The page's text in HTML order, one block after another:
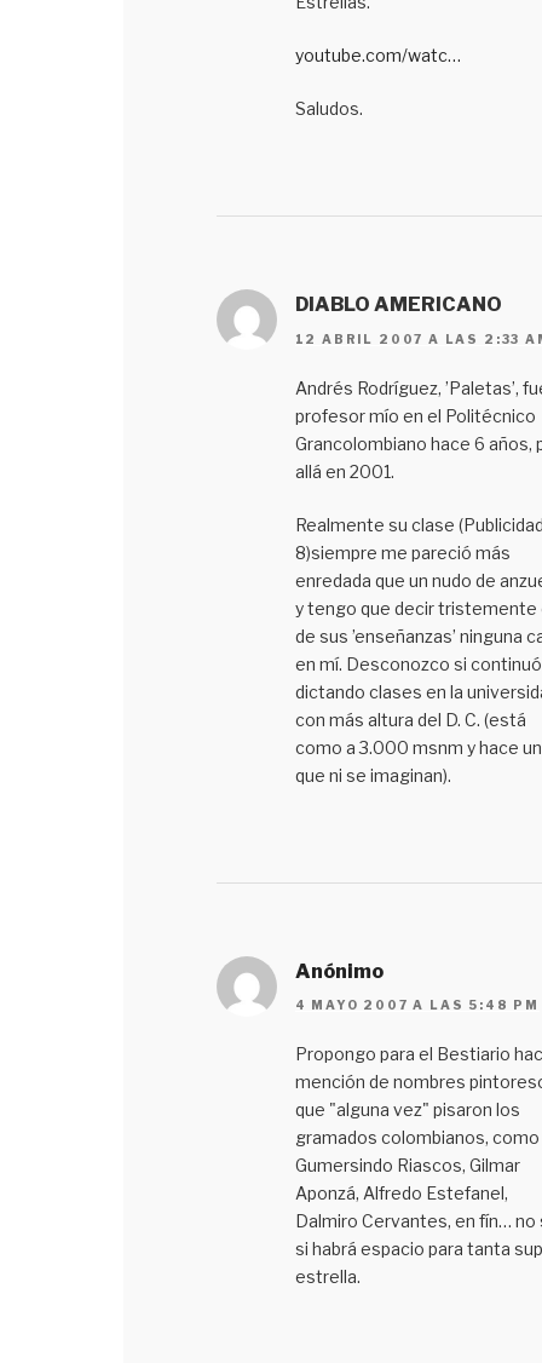
youtube.com/watc…
Saludos.
DIABLO AMERICANO
12 ABRIL 2007 A LAS 2:33
Andrés Rodríguez, ’Paletas’,
profesor mío en el Politécnico
Grancolombiano hace 6 años,
allá en 2001.
Realmente su clase
8)siempre me pareció más
enredada que un nudo de
y tengo que decir tristemente
de sus ’enseñanzas’ ninguna
en mí. Desconozco si continuó
dictando clases en la
con más altura del D. C. (está
como a 3.000 msnm y hace
que ni se imaginan).
Anónimo
4 MAYO 2007 A LAS 5:48 PM
Propongo para el Bestiario
mención de nombres
que "alguna vez" pisaron los
gramados colombianos, como
Gumersindo Riascos, Gilmar
Aponzá, Alfredo Estefanel,
Dalmiro Cervantes, en fín… no
si habrá espacio para tanta
estrella.